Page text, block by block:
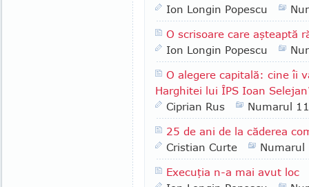
Ion Longin Popescu
O scrisoare care aşteaptă
Ion Longin Popescu
O alegere capitală: cine îi
Harghitei lui ÎPS Ioan
Ciprian Rus
Numarul
25 de ani de la căderea
Cristian Curte
Numarul
Execuţia n-a mai avut loc